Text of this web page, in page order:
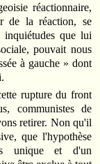
réactionnaire,
de la réaction, se
inquiétudes que lui
pouvait nous
à gauche » dont
rupture du front
communistes de
retirer. Non qu'il
que l'hypothèse
unique et d'un